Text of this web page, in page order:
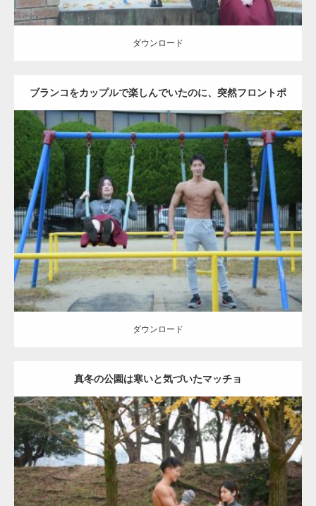
ダウンロード
ブランコをカップルで楽しんでいたのに、突然フロントポ
ーズをするマッチョ
Update: 2021.07.6
Category:公園のマッチョ その他 AKIHITO(細マッチョ) 腹筋 大胸筋
ダウンロード
ダウンロード
真冬の公園は寒いと気づいたマッチョ
Update: 2021.07.8
Category:公園のマッチョ その他 AKIHITO(細マッチョ) 上腕三頭筋
肩